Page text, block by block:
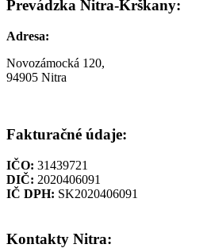
Prevádzka Nitra-Krškany:
Adresa:
Novozámocká 120,
94905 Nitra
Fakturačné údaje:
IČO: 31439721
DIČ: 2020406091
IČ DPH: SK2020406091
Kontakty Nitra: